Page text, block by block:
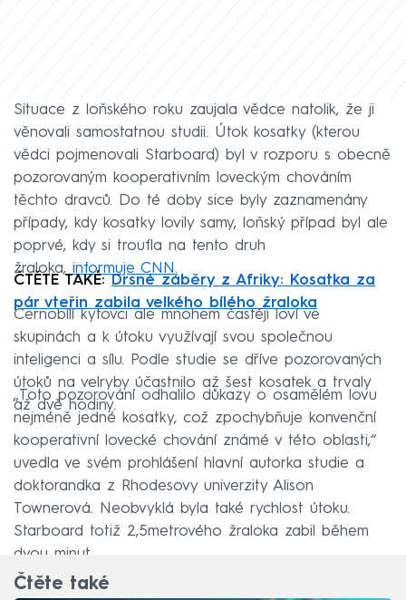
Situace z loňského roku zaujala vědce natolik, že ji
věnovali samostatnou studii. Útok kosatky (kterou
vědci pojmenovali Starboard) byl v rozporu s obecně
pozorovaným kooperativním loveckým chováním
těchto dravců. Do té doby sice byly zaznamenány
případy, kdy kosatky lovily samy, loňský případ byl ale
poprvé, kdy si troufla na tento druh
žraloka, informuje CNN.
ČTĚTE TAKÉ: Drsné záběry z Afriky: Kosatka za
pár vteřin zabila velkého bílého žraloka
Černobílí kytovci ale mnohem častěji loví ve
skupinách a k útoku využívají svou společnou
inteligenci a sílu. Podle studie se dříve pozorovaných
útoků na velryby účastnilo až šest kosatek a trvaly
až dvě hodiny.
„Toto pozorování odhalilo důkazy o osamělém lovu
nejméně jedné kosatky, což zpochybňuje konvenční
kooperativní lovecké chování známé v této oblasti,“
uvedla ve svém prohlášení hlavní autorka studie a
doktorandka z Rhodesovy univerzity Alison
Townerová. Neobvyklá byla také rychlost útoku.
Starboard totiž 2,5metrového žraloka zabil během
dvou minut.
Čtěte také